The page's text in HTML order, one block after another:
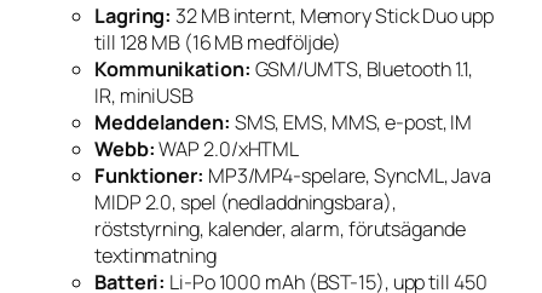
Lagring: 32 MB internt, Memory Stick Duo upp
till 128 MB (16 MB medföljde)
Kommunikation: GSM/UMTS, Bluetooth 1.1,
IR, miniUSB
Meddelanden: SMS, EMS, MMS, e-post, IM
Webb:WAP 2.0/xHTML
Funktioner: MP3/MP4-spelare, SyncML, Java
MIDP 2.0, spel (nedladdningsbara),
röststyrning, kalender, alarm, förutsägande
textinmatning
Batteri: Li-Po 1000 mAh (BST-15), upp till 450